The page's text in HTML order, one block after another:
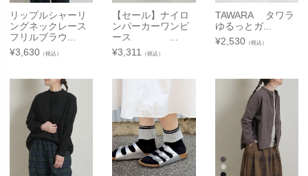
リップルシャーリ
ングネックレース
フリルブラウ...
¥3,630 （税込）
【セール】ナイロ
ンパーカーワンピ
ース ...
¥3,311 （税込）
TAWARA タワラ
ゆるっとガ...
¥2,530（税込）